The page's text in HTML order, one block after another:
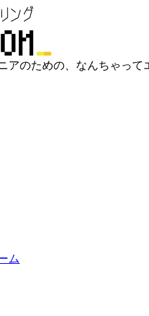
アのための、なんちゃって
ム